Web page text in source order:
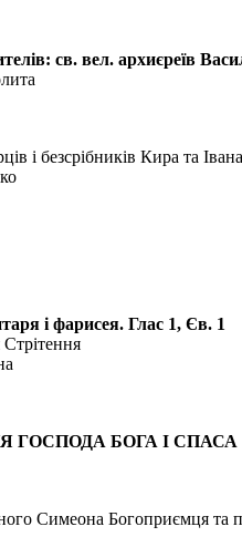
св. вел. архиєреїв
і безсрібників Кира та Івана
і фарисея. Глас 1, Єв. 1
ГОСПОДА БОГА І
Симеона Богоприємця та